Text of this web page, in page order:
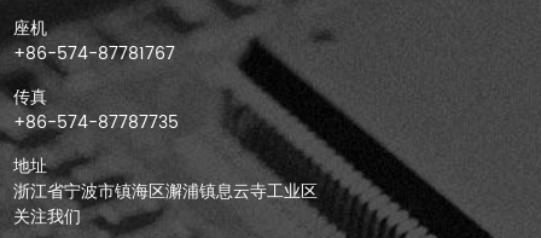
座机
+86-574-87781767
传真
+86-574-87787735
地址
浙江省宁波市镇海区澥浦镇息云寺工业区
关注我们